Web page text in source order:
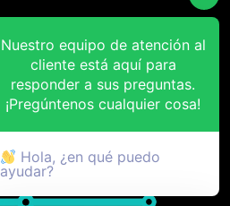
Cercado
Nuestro equipo de atención al
cliente está aquí para
responder a sus preguntas.
¡Pregúntenos cualquier cosa!
Hola, ¿en qué puedo
ayudar?